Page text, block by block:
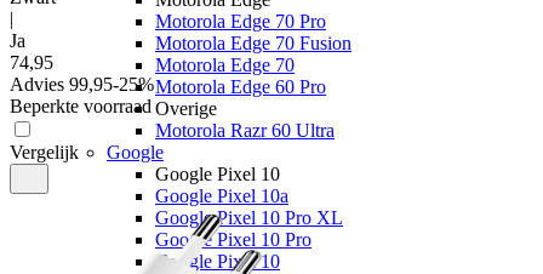
Motorola Edge 70 Pro
Motorola Edge 70 Fusion
Motorola Edge 70
Motorola Edge 60 Pro
Overige
Motorola Razr 60 Ultra
Google
Google Pixel 10
Google Pixel 10a
Google Pixel 10 Pro XL
Google Pixel 10 Pro
Google Pixel 10
|
Ja
74,95
Advies 99,95-25%
Beperkte voorraad
Vergelijk